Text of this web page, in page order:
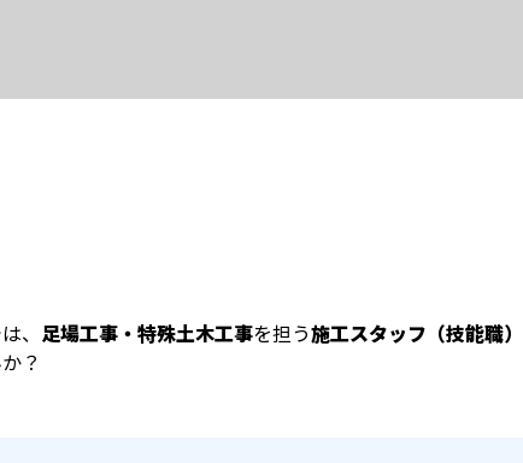
、 足場工事・特殊土木工事を担う施工スタッフ（技能職）
？